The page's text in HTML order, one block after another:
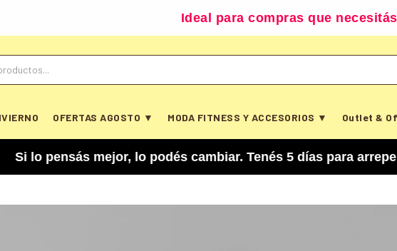
Ideal para compras que
OFERTAS AGOSTO ▼ MODA FITNESS Y ACCESORIOS ▼ Outlet &
mejor, lo podés cambiar. Tenés 5 días para